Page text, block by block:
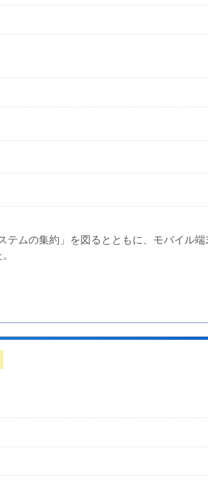
テムの集約」を図るとともに、モバイル端